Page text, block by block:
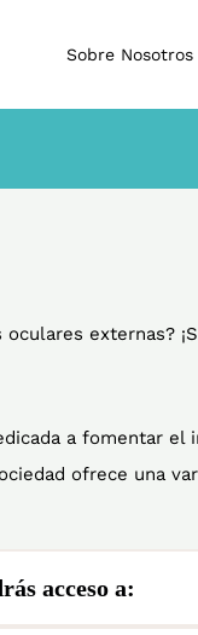
Sobre Nosotros
externas?
a fomentar
ofrece una
acceso a: